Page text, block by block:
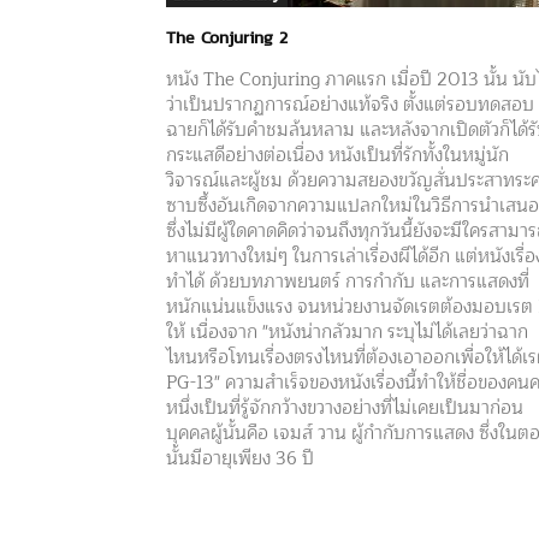
The Conjuring 2
หนัง The Conjuring ภาคแรก เมื่อปี 2013 นั้น นั
ว่าเป็นปรากฏการณ์อย่างแท้จริง ตั้งแต่รอบทดสอบ
ฉายก็ได้รับคำชมล้นหลาม และหลังจากเปิดตัวก็ได้
กระแสดีอย่างต่อเนื่อง หนังเป็นที่รักทั้งในหมู่นัก
วิจารณ์และผู้ชม ด้วยความสยองขวัญสั่นประสาทระ
ซาบซึ้งอันเกิดจากความแปลกใหม่ในวิธีการนำเสนอ
ซึ่งไม่มีผู้ใดคาดคิดว่าจนถึงทุกวันนี้ยังจะมีใครสามา
หาแนวทางใหม่ๆ ในการเล่าเรื่องผีได้อีก แต่หนังเรื่
ทำได้ ด้วยบทภาพยนตร์ การกำกับ และการแสดงที่
หนักแน่นแข็งแรง จนหน่วยงานจัดเรตต้องมอบเรต
ให้ เนื่องจาก "หนังน่ากลัวมาก ระบุไม่ได้เลยว่าฉาก
ไหนหรือโทนเรื่องตรงไหนที่ต้องเอาออกเพื่อให้ได้เ
PG-13" ความสำเร็จของหนังเรื่องนี้ทำให้ชื่อของคน
หนึ่งเป็นที่รู้จักกว้างขวางอย่างที่ไม่เคยเป็นมาก่อน
บุคคลผู้นั้นคือ เจมส์ วาน ผู้กำกับการแสดง ซึ่งในต
นั้นมีอายุเพียง 36 ปี